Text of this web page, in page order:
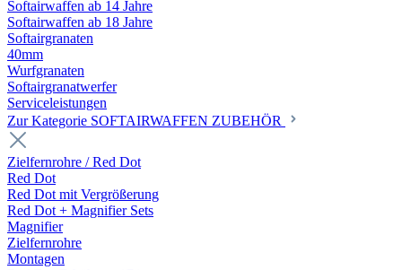
Softairwaffen ab 14 Jahre
Softairwaffen ab 18 Jahre
Softairgranaten
40mm
Wurfgranaten
Softairgranatwerfer
Serviceleistungen
Zur Kategorie SOFTAIRWAFFEN ZUBEHÖR
Zielfernrohre / Red Dot
Red Dot
Red Dot mit Vergrößerung
Red Dot + Magnifier Sets
Magnifier
Zielfernrohre
Montagen